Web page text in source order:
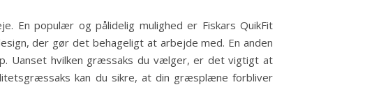
populær og pålidelig mulighed er Fiskars QuikFit
der gør det behageligt at arbejde med. En anden
Uanset hvilken græssaks du vælger, er det vigtigt at
kan du sikre, at din græsplæne forbliver